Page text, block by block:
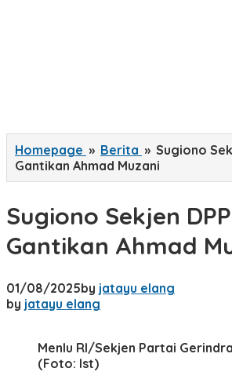
Homepage » Berita » Sugiono
Gantikan Ahmad Muzani
Sugiono Sekjen
Gantikan Ahmad
01/08/2025by jatayu elang
by jatayu elang
Menlu RI/Sekjen Partai
(Foto: Ist)